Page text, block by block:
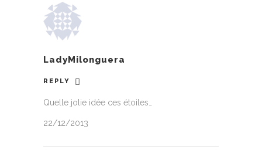
LadyMilonguera
REPLY
Quelle jolie idée ces étoiles…
22/12/2013